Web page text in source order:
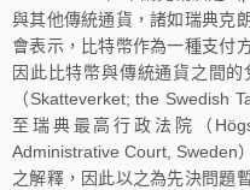
與其他傳統通貨，諸如瑞典克
會表示，比特幣作為一種支付
因此比特幣與傳統通貨之間
（Skatteverket; the Swedish
至瑞典最高行政法院（
Administrative Court, Sweden
之解釋，因此以之為先決問題